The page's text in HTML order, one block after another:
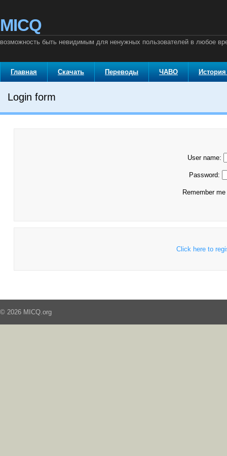
MICQ
возможность быть невидимым для ненужных пользователей в любое
Главная Скачать Переводы ЧАВО
Login form
User name:
Password:
Remember
Click here to
© 2026 MICQ.org